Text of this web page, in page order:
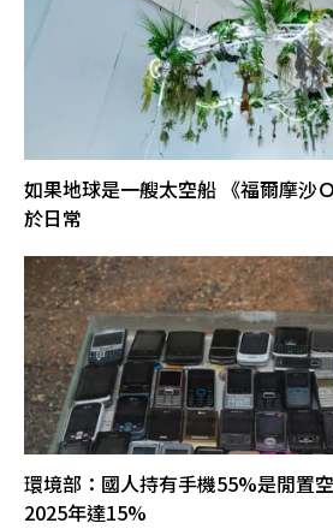
如果地球是一艘太空船 《福爾摩沙
於日常
環境部：國人持有手機55%是閒置
2025年達15%